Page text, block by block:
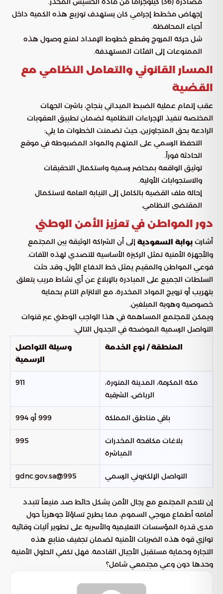
إجهاض مخطط إجرامي كان يستهدف توزيع هذه الكمية داخل
أحياء المحافظة.
شل حركة المروج وقطع خطوط الإمداد لمنع وصول هذه
الممنوعات إلى الفئات المستهدفة.
المسار القانوني والتعامل النظامي مع
القضية
عقب إتمام عملية الضبط الميداني بنجاح، باشرت الجهات
المختصة تنفيذ الإجراءات النظامية لضمان تطبيق العقوبات
الرادعة بحق المتجاوزين، حيث تضمنت الخطوات ما يلي:
التحفظ الرسمي على المتهم والمواد المضبوطة في موقع
الحادثة فوراً.
توثيق الواقعة بمحاضر رسمية واستكمال التحقيقات
والاستجوابات الأولية.
إحالة ملف القضية بالكامل إلى النيابة العامة لاستكمال
المقتضى النظامي.
دور المواطن في تعزيز الأمن الوطني
أشارت بوابة السعودية إلى أن الشراكة الوثيقة بين المجتمع
والأجهزة الأمنية تمثل الركيزة الأساسية للتصدي لهذه الآفات.
فوعي المواطن والمقيم يمثل خط الدفاع الأول، وقد حثت
السلطات الجميع على المبادرة بالإبلاغ عن أي نشاط مريب يتعلق
بتهريب أو ترويج المواد المخدرة، مع الالتزام التام بحماية
خصوصية وهوية المبلغين.
ويمكن للمجتمع المساهمة في هذا الواجب الوطني عبر قنوات
التواصل الرسمية الموضحة في الجدول التالي:
المنطقة / نوع الخدمة
وسيلة التواصل
الرسمية
مكة المكرمة، المدينة المنورة،
الرياض، الشرقية
911
باقي مناطق المملكة 999 أو 994
بلاغات مكافحة المخدرات
المباشرة
995
التواصل الإلكتروني الرسمي 995@gdnc.gov.sa
إن تلاحم المجتمع مع رجال الأمن يشكل حائط صد منيعاً تتبدد
أمامه أطماع مروجي السموم، مما يطرح تساؤلاً جوهرياً حول
مدى قدرة المؤسسات التعليمية والأسرية على تطوير آليات وقائية
توازي قوة هذه الضربات الأمنية لضمان تجفيف منابع هذه
التجارة وحماية مستقبل الأجيال القادمة. فهل تكفي الحلول الأمنية
وحدها دون وعي مجتمعي شامل؟